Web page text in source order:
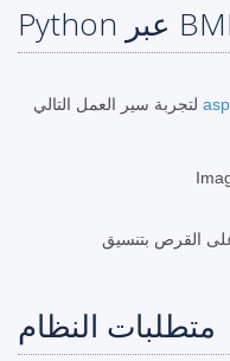
لتجربة سير العمل التالي
القرص بتنسيق
متطلبات النظام